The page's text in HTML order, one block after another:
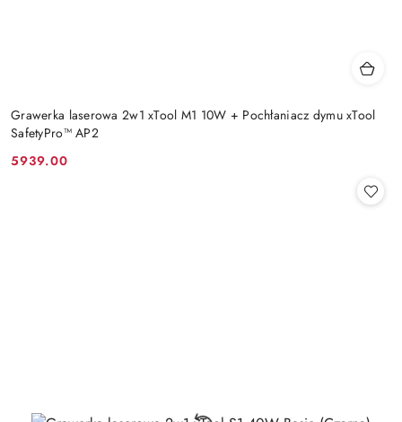
Grawerka laserowa 2w1 xTool M1 10W + Pochłaniacz dymu xTool
SafetyPro™ AP2
Cena:
5939.00